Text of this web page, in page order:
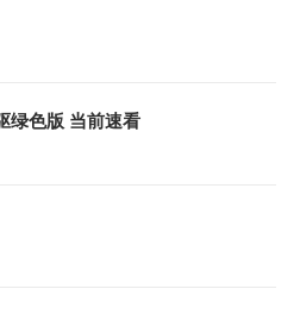
绿色版 当前速看